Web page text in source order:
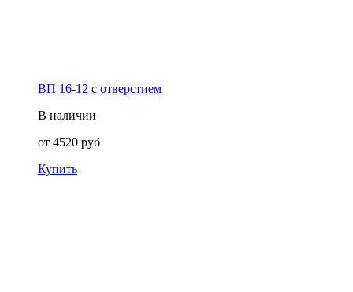
ВП 16-12 с отверстием
В наличии
от 4520 руб
Купить